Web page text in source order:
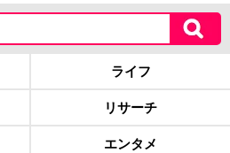
ライフ
リサーチ
エンタメ